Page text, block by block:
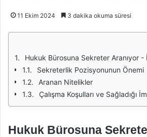
11 Ekim 2024 3 dakika okuma süresi
Hukuk Bürosuna Sekreter Aranıyor -
Sekreterlik Pozisyonunun Önemi
Aranan Nitelikler
Çalışma Koşulları ve Sağladığı
Hukuk Bürosuna